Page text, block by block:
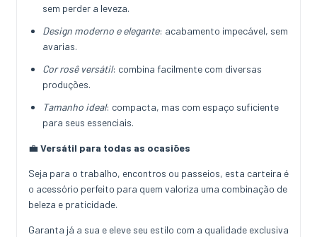
sem perder a leveza.
Design moderno e elegante: acabamento impecável, sem
avarias.
Cor rosê versátil: combina facilmente com diversas
produções.
Tamanho ideal: compacta, mas com espaço suficiente
para seus essenciais.
💼Versátil para todas as ocasiões
Seja para o trabalho, encontros ou passeios, esta carteira é
o acessório perfeito para quem valoriza uma combinação de
beleza e praticidade.
Garanta já a sua e eleve seu estilo com a qualidade exclusiva